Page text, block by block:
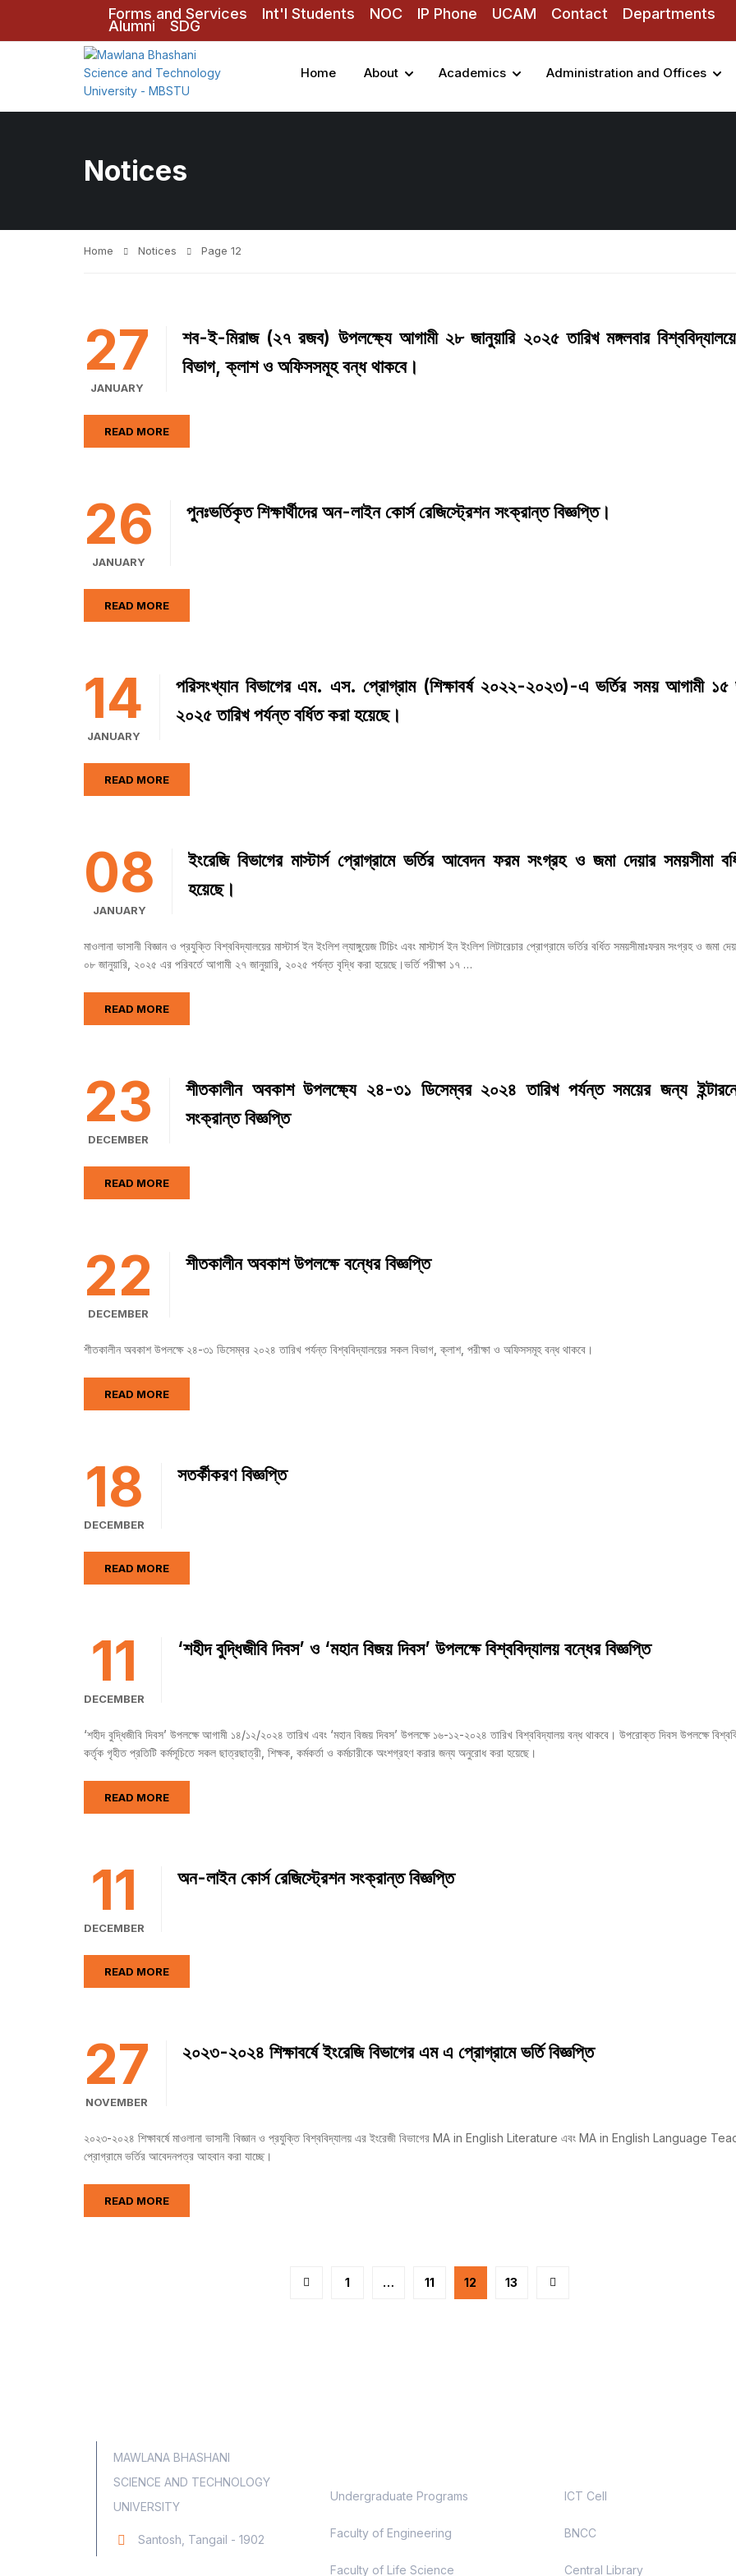
Forms and Services Int'l Students NOC IP Phone UCAM Contact Departments
Alumni SDG
Home About Academics Administration and Offices
Notices
Home Notices Page 12
27
JANUARY
শব-ই-মিরাজ (২৭ রজব) উপলক্ষ্যে আগামী ২৮ জানুয়ারি ২০২৫ তারিখ মঙ্গলবার
বিভাগ, ক্লাশ ও অফিসসমূহ বন্ধ থাকবে।
READ MORE
26
JANUARY
পুনঃভর্তিকৃত শিক্ষার্থীদের অন-লাইন কোর্স রেজিস্ট্রেশন সংক্রান্ত বিজ্ঞপ্তি।
READ MORE
14
JANUARY
পরিসংখ্যান বিভাগের এম. এস. প্রোগ্রাম (শিক্ষাবর্ষ ২০২২-২০২৩)-এ ভর্তির সময় আগামী ১৫
২০২৫ তারিখ পর্যন্ত বর্ধিত করা হয়েছে।
READ MORE
08
JANUARY
ইংরেজি বিভাগের মাস্টার্স প্রোগ্রামে ভর্তির আবেদন ফরম সংগ্রহ ও জমা দেয়ার সময়সীমা
হয়েছে।
মাওলানা ভাসানী বিজ্ঞান ও প্রযুক্তি বিশ্ববিদ্যালয়ের মাস্টার্স ইন ইংলিশ ল্যাঙ্গুয়েজ টিচিং এবং মাস্টার্স ইন ইংলিশ লিটারেচার প্রোগ্রামে ভর্তির বর্ধিত সময়সীমাঃফরম সংগ্রহ ও জমা
০৮ জানুয়ারি, ২০২৫ এর পরিবর্তে আগামী ২৭ জানুয়ারি, ২০২৫ পর্যন্ত বৃদ্ধি করা হয়েছে।ভর্তি পরীক্ষা ১৭ …
READ MORE
23
DECEMBER
শীতকালীন অবকাশ উপলক্ষ্যে ২৪-৩১ ডিসেম্বর ২০২৪ তারিখ পর্যন্ত সময়ের জন্য
সংক্রান্ত বিজ্ঞপ্তি
READ MORE
22
DECEMBER
শীতকালীন অবকাশ উপলক্ষে বন্ধের বিজ্ঞপ্তি
শীতকালীন অবকাশ উপলক্ষে ২৪-৩১ ডিসেম্বর ২০২৪ তারিখ পর্যন্ত বিশ্ববিদ্যালয়ের সকল বিভাগ, ক্লাশ, পরীক্ষা ও অফিসসমূহ বন্ধ থাকবে।
READ MORE
18
DECEMBER
সতর্কীকরণ বিজ্ঞপ্তি
READ MORE
11
DECEMBER
‘শহীদ বুদ্ধিজীবি দিবস’ ও ‘মহান বিজয় দিবস’ উপলক্ষে বিশ্ববিদ্যালয় বন্ধের বিজ্ঞপ্তি
‘শহীদ বুদ্ধিজীবি দিবস’ উপলক্ষে আগামী ১৪/১২/২০২৪ তারিখ এবং ‘মহান বিজয় দিবস’ উপলক্ষে ১৬-১২-২০২৪ তারিখ বিশ্ববিদ্যালয় বন্ধ থাকবে। উপরোক্ত দিবস উপলক্ষে
কর্তৃক গৃহীত প্রতিটি কর্মসূচিতে সকল ছাত্রছাত্রী, শিক্ষক, কর্মকর্তা ও কর্মচারীকে অংশগ্রহণ করার জন্য অনুরোধ করা হয়েছে।
READ MORE
11
DECEMBER
অন-লাইন কোর্স রেজিস্ট্রেশন সংক্রান্ত বিজ্ঞপ্তি
READ MORE
27
NOVEMBER
২০২৩-২০২৪ শিক্ষাবর্ষে ইংরেজি বিভাগের এম এ প্রোগ্রামে ভর্তি বিজ্ঞপ্তি
২০২৩-২০২৪ শিক্ষাবর্ষে মাওলানা ভাসানী বিজ্ঞান ও প্রযুক্তি বিশ্ববিদ্যালয় এর ইংরেজী বিভাগের MA in English Literature এবং MA in English Language
প্রোগ্রামে ভর্তির আবেদনপত্র আহবান করা যাচ্ছে।
READ MORE
1 … 11 12 13
MAWLANA BHASHANI
SCIENCE AND TECHNOLOGY
UNIVERSITY
Santosh, Tangail - 1902
Undergraduate Programs
Faculty of Engineering
Faculty of Life Science
ICT Cell
BNCC
Central Library